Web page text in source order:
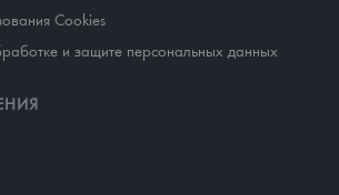
Cookies
и защите персональных данных